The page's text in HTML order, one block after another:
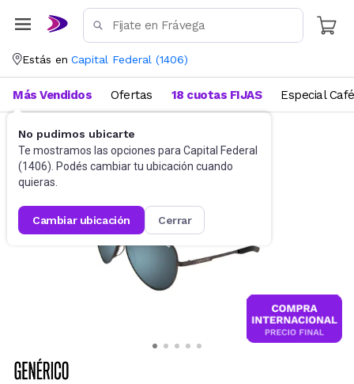
Estás en Capital Federal (1406)
No pudimos ubicarte
Te mostramos las opciones para Capital Federal
(1406). Podés cambiar tu ubicación cuando
quieras.
cambiar ubicación cerrar
Más Vendidos Ofertas 18 cuotas FIJAS Especial Café
Accesorios Anteojos de sol